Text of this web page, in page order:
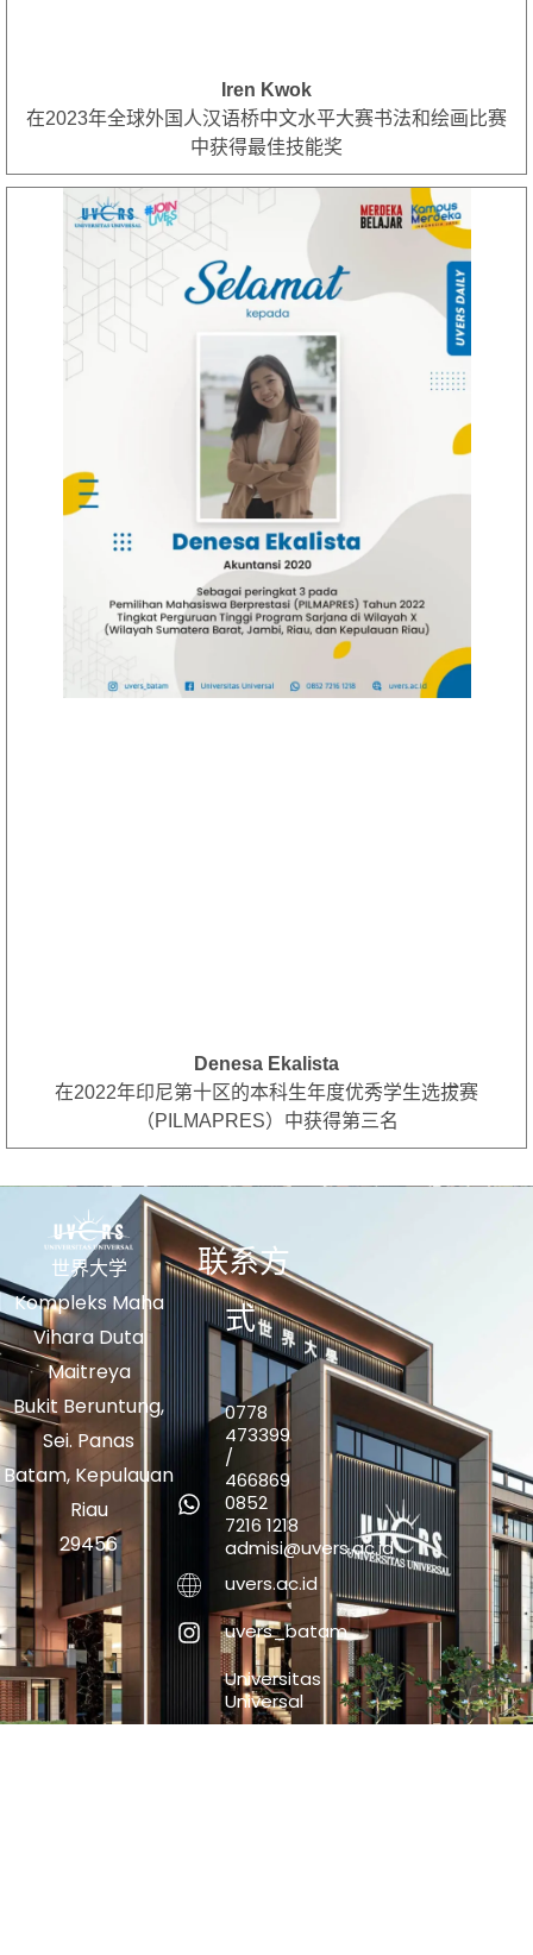
Iren Kwok
在2023年全球外国人汉语桥中文水平大赛书法和绘画比赛
中获得最佳技能奖
Denesa Ekalista
在2022年印尼第十区的本科生年度优秀学生选拔赛
（PILMAPRES）中获得第三名
世界大学
Kompleks Maha
Vihara Duta
Maitreya
Bukit Beruntung,
Sei. Panas
Batam, Kepulauan
Riau
29456
联系方
式
0778
473399
/
466869
0852
7216 1218
admisi@uvers.ac.id
uvers.ac.id
uvers_batam
Universitas
Universal